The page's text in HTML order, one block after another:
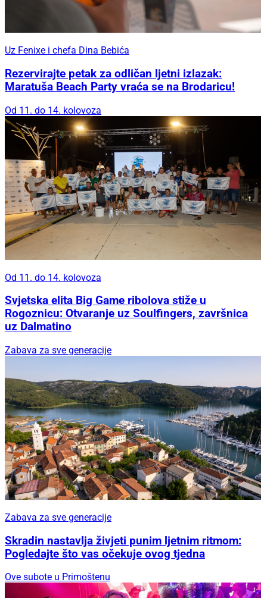
Uz Fenixe i chefa Dina Bebića
Rezervirajte petak za odličan ljetni izlazak:
Maratuša Beach Party vraća se na Brodaricu!
Od 11. do 14. kolovoza
Od 11. do 14. kolovoza
Svjetska elita Big Game ribolova stiže u
Rogoznicu: Otvaranje uz Soulfingers, završnica
uz Dalmatino
Zabava za sve generacije
Zabava za sve generacije
Skradin nastavlja živjeti punim ljetnim ritmom:
Pogledajte što vas očekuje ovog tjedna
Ove subote u Primoštenu